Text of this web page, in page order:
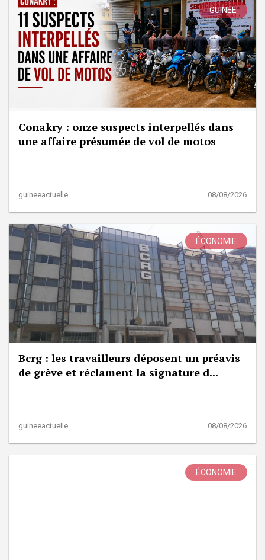
GUINÉE
Conakry : onze suspects interpellés dans
une affaire présumée de vol de motos
guineeactuelle 08/08/2026
ÉCONOMIE
Bcrg : les travailleurs déposent un préavis
de grève et réclament la signature d...
guineeactuelle 08/08/2026
ÉCONOMIE